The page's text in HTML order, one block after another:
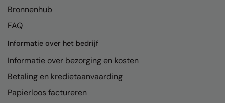
Larkwood
Maddins
Madeira
MagiCut
Marketing Hub
Bronnenhub
FAQ
Informatie over het bedrijf
Informatie over bezorging en kosten
Betaling en kredietaanvaarding
Papierloos factureren